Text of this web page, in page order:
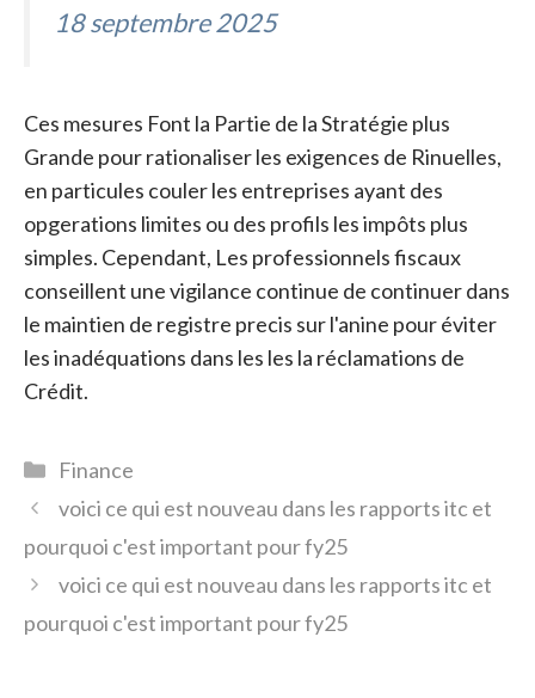
18 septembre 2025
Ces mesures Font la Partie de la Stratégie plus
Grande pour rationaliser les exigences de Rinuelles,
en particules couler les entreprises ayant des
opgerations limites ou des profils les impôts plus
simples. Cependant, Les professionnels fiscaux
conseillent une vigilance continue de continuer dans
le maintien de registre precis sur l'anine pour éviter
les inadéquations dans les les la réclamations de
Crédit.
Catégories
Finance
voici ce qui est nouveau dans les rapports itc et
pourquoi c'est important pour fy25
voici ce qui est nouveau dans les rapports itc et
pourquoi c'est important pour fy25